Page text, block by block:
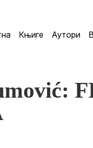
Књиге Аутори